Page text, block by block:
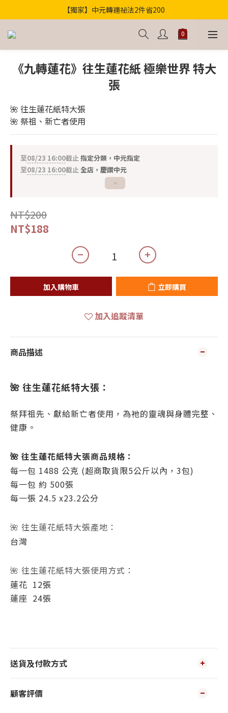
歡迎光臨！全店滿1000免運
【獨家】中元轉運祕法2件省200
歡迎光臨！全店滿1000免運
《九轉蓮花》往生蓮花紙 極樂世界 特大
張
🌺 往生蓮花紙特大張
🌺 祭祖、新亡者使用
至08/23 16:00截止指定分類，中元指定
至08/23 16:00截止全店，慶讚中元
NT$200
NT$188
加入購物車 立即購買
加入追蹤清單
商品描述
🌺 往生蓮花紙特大張：
祭拜祖先、獻給新亡者使用，為祂的靈魂與身體完整、
健康。
🌺 往生蓮花紙特大張商品規格：
每一包 1488 公克 (超商取貨限5公斤以內，3包)
每一包 約 500張
每一張 24.5 x23.2公分
🌺 往生蓮花紙特大張產地：
台灣
🌺 往生蓮花紙特大張使用方式：
蓮花 12張
蓮座 24張
送貨及付款方式
顧客評價